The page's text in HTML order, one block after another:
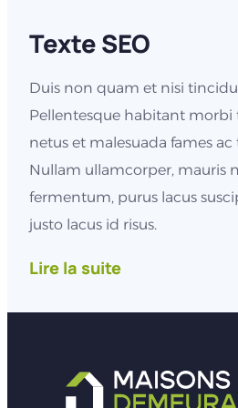
Texte SEO
Duis non quam et nisi
Pellentesque habitant morbi
netus et malesuada fames ac
Nullam ullamcorper, mauris
fermentum, purus lacus
justo lacus id risus.
Vestibulum ante ipsum
luctus et ultrices posuere
bibendum eros sapien in
Lire la suite